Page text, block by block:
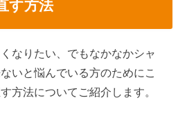
す方法
なりたい、でもなかなかシャ
いと悩んでいる方のためにこ
方法についてご紹介します。